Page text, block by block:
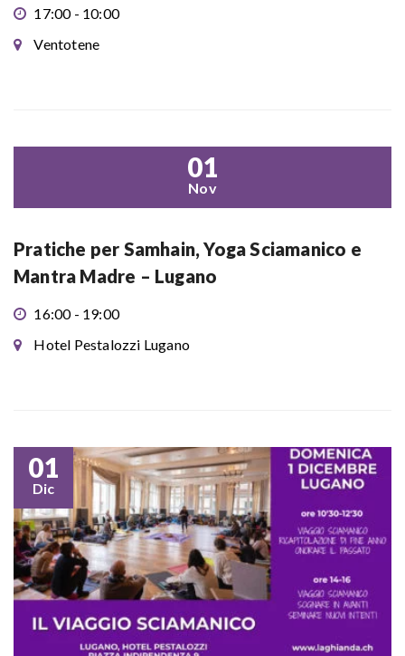
17:00 - 10:00
Ventotene
01
Nov
Pratiche per Samhain, Yoga Sciamanico e
Mantra Madre – Lugano
16:00 - 19:00
Hotel Pestalozzi Lugano
01
Dic